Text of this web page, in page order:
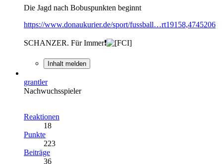
Die Jagd nach Bobuspunkten beginnt
https://www.donaukurier.de/sport/fussball…rt19158,4745206
SCHANZER. Für Immer❗
Inhalt melden
grantler
Nachwuchsspieler
Reaktionen
18
Punkte
223
Beiträge
36